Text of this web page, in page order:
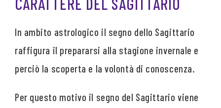
In ambito astrologico il segno dello Sagittario
raffigura il prepararsi alla stagione invernale e
perciò la scoperta e la volontà di conoscenza.
Per questo motivo il segno del Sagittario viene